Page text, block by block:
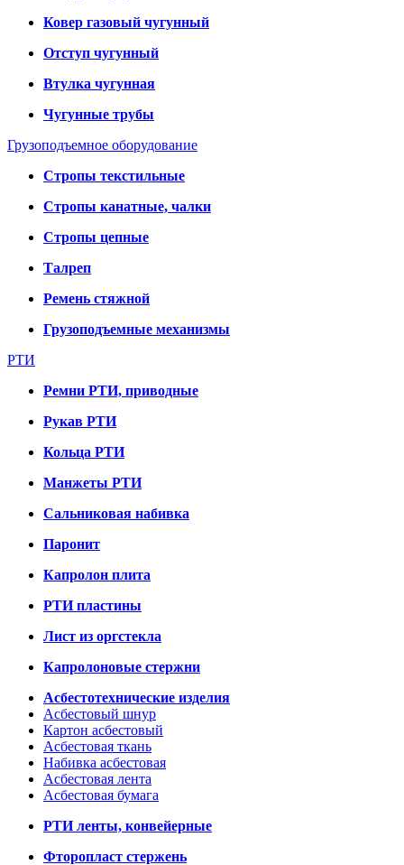
Ковер газовый чугунный
Отступ чугунный
Втулка чугунная
Чугунные трубы
Грузоподъемное оборудование
Стропы текстильные
Стропы канатные, чалки
Стропы цепные
Талреп
Ремень стяжной
Грузоподъемные механизмы
РТИ
Ремни РТИ, приводные
Рукав РТИ
Кольца РТИ
Манжеты РТИ
Сальниковая набивка
Паронит
Капролон плита
РТИ пластины
Лист из оргстекла
Капролоновые стержни
Асбестотехнические изделия
Асбестовый шнур
Картон асбестовый
Асбестовая ткань
Набивка асбестовая
Асбестовая лента
Асбестовая бумага
РТИ ленты, конвейерные
Фторопласт стержень